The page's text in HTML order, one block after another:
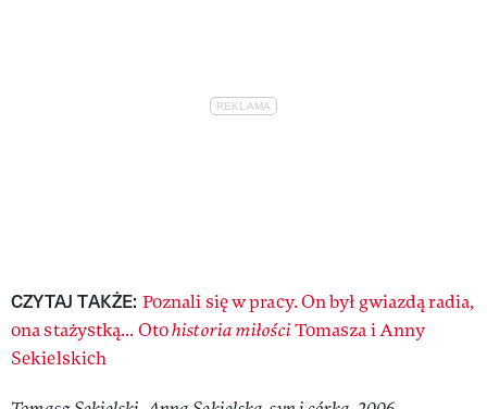
CZYTAJ TAKŻE: Poznali się w pracy. On był gwiazdą radia,
ona stażystką... Otohistoria miłościTomasza i Anny
Sekielskich